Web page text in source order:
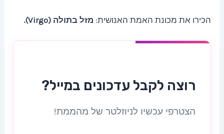
הכירו את מכונת האמת האנושית: מזל בתולה (Virgo).
רוצה לקבל עדכונים במייל?
הצטרפי עכשיו לניוזלטר של מהממת!